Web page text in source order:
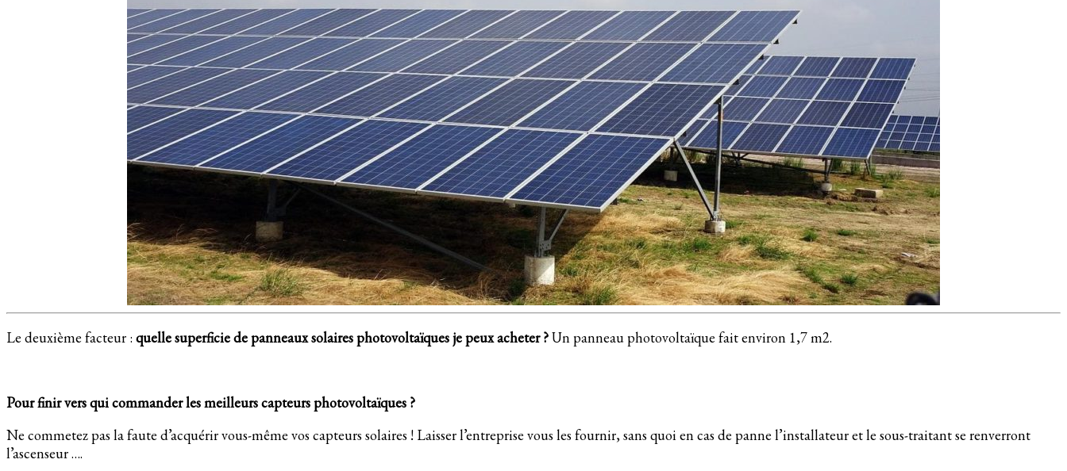
Le deuxième facteur : quelle superficie de panneaux solaires photovoltaïques je peux acheter ?Un panneau photovoltaïque fait environ 1,7 m2.
Pour finir vers qui commander les meilleurs capteurs photovoltaïques ?
Ne commetez pas la faute d’acquérir vous-même vos capteurs solaires ! Laisser l’entreprise vous les fournir, sans quoi en cas de panne l’installateur et le sous-traitant se renverront
l’ascenseur ….